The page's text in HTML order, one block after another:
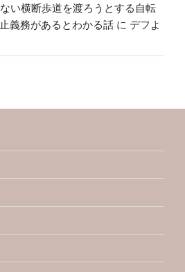
い横断歩道を渡ろうとする自転
義務があるとわかる話 に デフよ